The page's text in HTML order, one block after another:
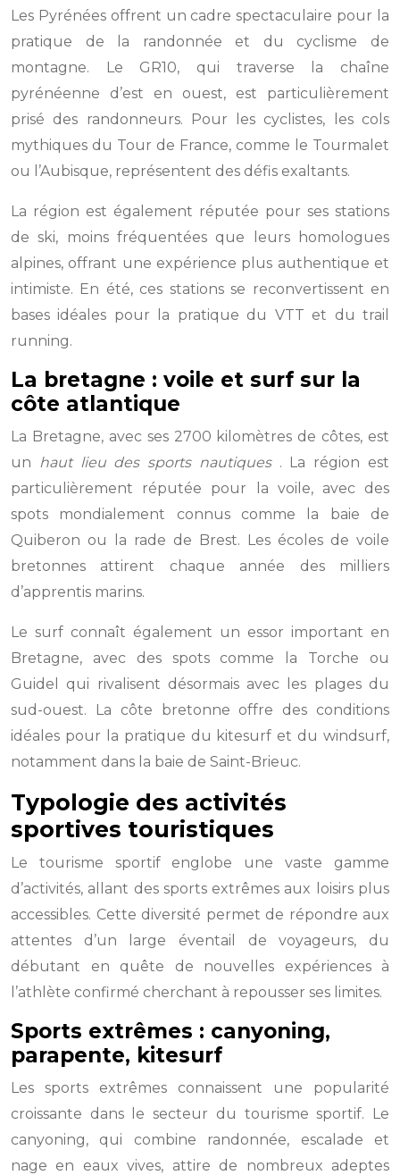
Les Pyrénées offrent un cadre spectaculaire pour la
pratique de la randonnée et du cyclisme de
montagne. Le GR10, qui traverse la chaîne
pyrénéenne d’est en ouest, est particulièrement
prisé des randonneurs. Pour les cyclistes, les cols
mythiques du Tour de France, comme le Tourmalet
ou l’Aubisque, représentent des défis exaltants.
La région est également réputée pour ses stations
de ski, moins fréquentées que leurs homologues
alpines, offrant une expérience plus authentique et
intimiste. En été, ces stations se reconvertissent en
bases idéales pour la pratique du VTT et du trail
running.
La bretagne : voile et surf sur la
côte atlantique
La Bretagne, avec ses 2700 kilomètres de côtes, est
un haut lieu des sports nautiques . La région est
particulièrement réputée pour la voile, avec des
spots mondialement connus comme la baie de
Quiberon ou la rade de Brest. Les écoles de voile
bretonnes attirent chaque année des milliers
d’apprentis marins.
Le surf connaît également un essor important en
Bretagne, avec des spots comme la Torche ou
Guidel qui rivalisent désormais avec les plages du
sud-ouest. La côte bretonne offre des conditions
idéales pour la pratique du kitesurf et du windsurf,
notamment dans la baie de Saint-Brieuc.
Typologie des activités
sportives touristiques
Le tourisme sportif englobe une vaste gamme
d’activités, allant des sports extrêmes aux loisirs plus
accessibles. Cette diversité permet de répondre aux
attentes d’un large éventail de voyageurs, du
débutant en quête de nouvelles expériences à
l’athlète confirmé cherchant à repousser ses limites.
Sports extrêmes : canyoning,
parapente, kitesurf
Les sports extrêmes connaissent une popularité
croissante dans le secteur du tourisme sportif. Le
canyoning, qui combine randonnée, escalade et
nage en eaux vives, attire de nombreux adeptes